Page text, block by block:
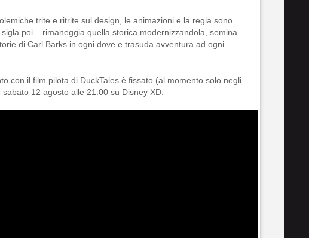
trite e ritrite sul design, le animazioni e la regia sono
poi... rimaneggia quella storica modernizzandola, semina
di Carl Barks in ogni dove e trasuda avventura ad ogni
con il film pilota di DuckTales è fissato (al momento solo negli
sabato 12 agosto alle 21:00 su Disney XD.